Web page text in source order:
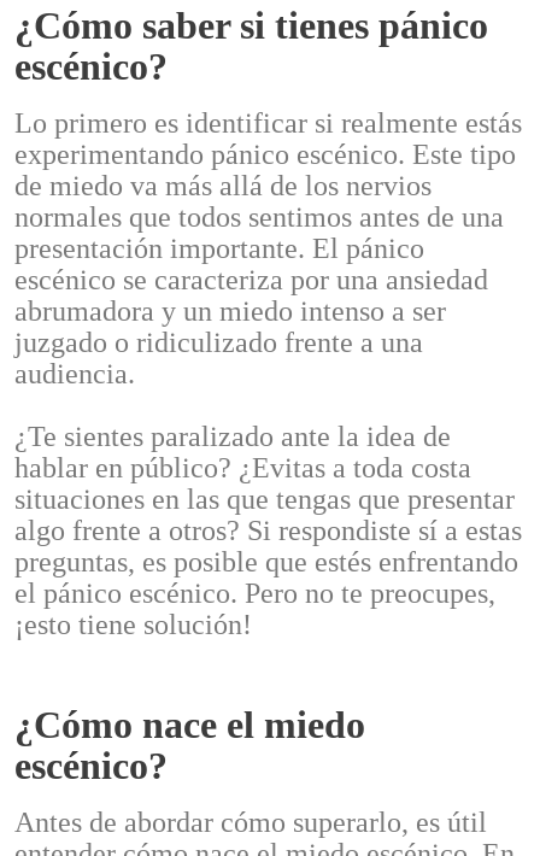
¿Cómo saber si tienes pánico
escénico?
Lo primero es identificar si realmente estás
experimentando pánico escénico. Este tipo
de miedo va más allá de los nervios
normales que todos sentimos antes de una
presentación importante. El pánico
escénico se caracteriza por una ansiedad
abrumadora y un miedo intenso a ser
juzgado o ridiculizado frente a una
audiencia.
¿Te sientes paralizado ante la idea de
hablar en público? ¿Evitas a toda costa
situaciones en las que tengas que presentar
algo frente a otros? Si respondiste sí a estas
preguntas, es posible que estés enfrentando
el pánico escénico. Pero no te preocupes,
¡esto tiene solución!
¿Cómo nace el miedo
escénico?
Antes de abordar cómo superarlo, es útil